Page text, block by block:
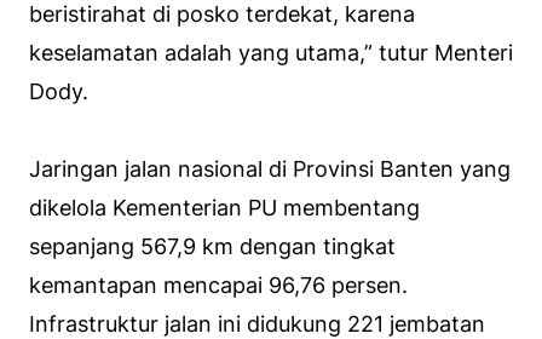
beristirahat di posko terdekat, karena
keselamatan adalah yang utama,” tutur Menteri
Dody.
Jaringan jalan nasional di Provinsi Banten yang
dikelola Kementerian PU membentang
sepanjang 567,9 km dengan tingkat
kemantapan mencapai 96,76 persen.
Infrastruktur jalan ini didukung 221 jembatan